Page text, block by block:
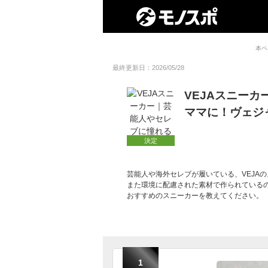
本
最終更新日：2026/05/28
決定
VEJAスニーカ
ママに！ヴェ
芸能人や海外セレブが履いている、VEJA
また環境に配慮された素材で作られてい
おすすめのスニーカーを教えてください。
1